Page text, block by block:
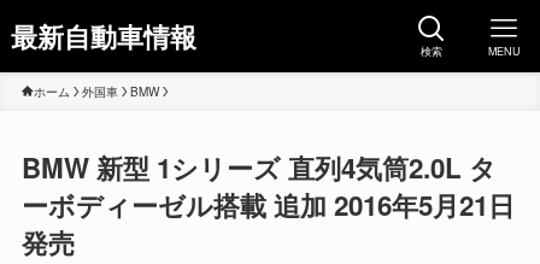
最新自動車情報 検索 MENU
ホーム 外国車 BMW
BMW 新型 1シリーズ 直列4気筒2.0L タ
ーボディーゼル搭載 追加 2016年5月21日
発売